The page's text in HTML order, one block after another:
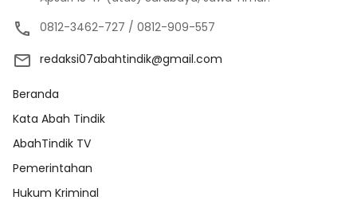
0812-3462-727 / 0812-909-557
redaksi07abahtindik@gmail.com
Beranda
Kata Abah Tindik
AbahTindik TV
Pemerintahan
Hukum Kriminal